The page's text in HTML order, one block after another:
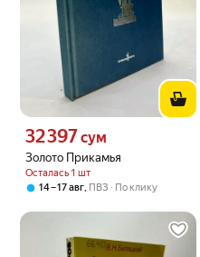
Золото Прикамья
Осталась 1 шт
Цена 32397 сум вместо
32 397сум
14 – 17 авг, ПВЗ По клику